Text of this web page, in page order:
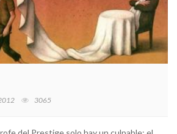
3065